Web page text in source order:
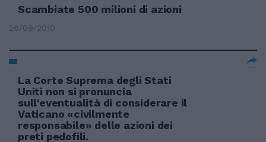
Scambiate 500 milioni di azioni
26/09/2010
La Corte Suprema degli Stati
Uniti non si pronuncia
sull'eventualità di considerare il
Vaticano «civilmente
responsabile» delle azioni dei
preti pedofili.